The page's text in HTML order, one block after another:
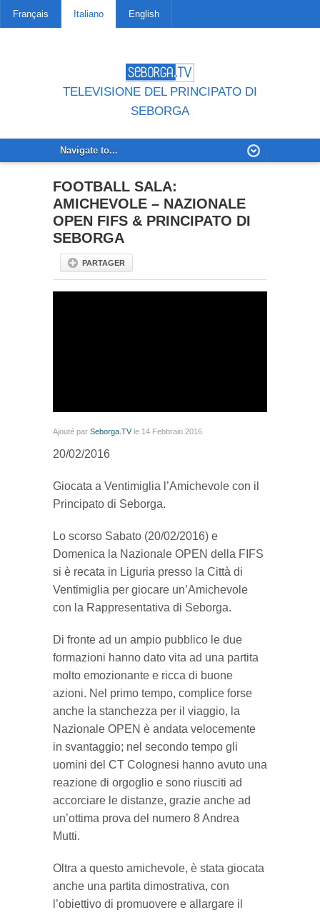
Français Italiano English
TELEVISIONE DEL PRINCIPATO DI
SEBORGA
FOOTBALL SALA:
AMICHEVOLE – NAZIONALE
OPEN FIFS & PRINCIPATO DI
SEBORGA
PARTAGER
Ajouté par Seborga.TV le 14 Febbraio 2016
20/02/2016
Giocata a Ventimiglia l’Amichevole con il
Principato di Seborga.
Lo scorso Sabato (20/02/2016) e
Domenica la Nazionale OPEN della FIFS
si è recata in Liguria presso la Città di
Ventimiglia per giocare un’Amichevole
con la Rappresentativa di Seborga.
Di fronte ad un ampio pubblico le due
formazioni hanno dato vita ad una partita
molto emozionante e ricca di buone
azioni. Nel primo tempo, complice forse
anche la stanchezza per il viaggio, la
Nazionale OPEN è andata velocemente
in svantaggio; nel secondo tempo gli
uomini del CT Colognesi hanno avuto una
reazione di orgoglio e sono riusciti ad
accorciare le distanze, grazie anche ad
un’ottima prova del numero 8 Andrea
Mutti.
Oltra a questo amichevole, è stata giocata
anche una partita dimostrativa, con
l’obiettivo di promuovere e allargare il